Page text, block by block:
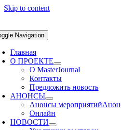
Skip to content
Navigation
Главная
О ПРОЕКТЕ
О MasterJournal
Контакты
Предложить новость
АНОНСЫ
Анонсы мероприятий
Онлайн
НОВОСТИ